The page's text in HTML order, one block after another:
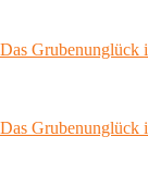
Das Grubenunglück
Das Grubenunglück